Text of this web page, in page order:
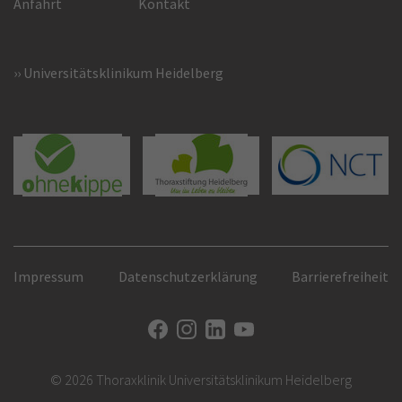
Universitätsklinikum Heidelberg
Impressum Datenschutzerklärung Barrierefreiheit
© 2026 Thoraxklinik Universitätsklinikum Heidelberg